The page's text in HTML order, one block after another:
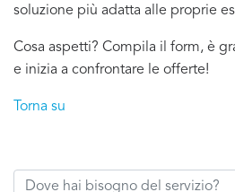
soluzione più adatta alle proprie
Cosa aspetti? Compila il form, è
e inizia a confrontare le offerte!
Torna su